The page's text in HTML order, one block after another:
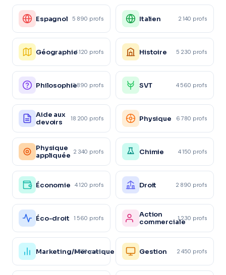
Espagnol 5 890 profs Italien 2 140 profs
Géographie4 120 profs Histoire 5 230 profs
Philosophie3 890 profs SVT 4 560 profs
Aide aux
devoirs
18 200 profs Physique 6 780 profs
Physique
appliquée 2 340 profs Chimie 4 150 profs
Économie 4 120 profs Droit 2 890 profs
Éco-droit 1 560 profs
Action
commerciale1 230 profs
Marketing/Mercatique
1 870 profs Gestion 2 450 profs